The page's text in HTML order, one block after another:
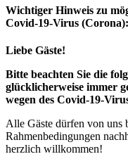
Wichtiger Hinweis zu
Covid-19-Virus (Corona):
Liebe Gäste!
Bitte beachten Sie die
glücklicherweise immer
wegen des Covid-19-
Alle Gäste dürfen von uns
Rahmenbedingungen
herzlich willkommen!